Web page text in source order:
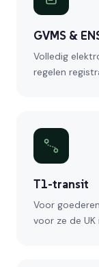
GVMS &
Volledig
regelen
T1-transit
Voor
voor ze de UK